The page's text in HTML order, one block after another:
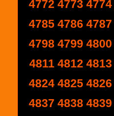
4772 4773 4774
4785 4786 4787
4798 4799 4800
4811 4812 4813
4824 4825 4826
4837 4838 4839